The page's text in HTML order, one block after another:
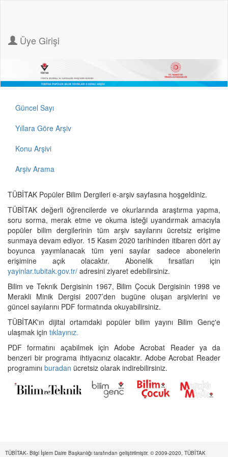
Üye Girişi
Güncel Sayı
Yıllara Göre Arşiv
Konu Arşivi
Arşiv Arama
TÜBİTAK Popüler Bilim Dergileri e-arşiv sayfasına hoşgeldiniz.
TÜBİTAK değerli öğrencilerde ve okurlarında araştırma yapma,
soru sorma, merak etme ve okuma isteği uyandırmak amacıyla
popüler bilim dergilerinin tüm arşiv sayılarını ücretsiz erişime
sunmaya devam ediyor. 15 Kasım 2020 tarihinden itibaren dört ay
boyunca yayımlanacak tüm yeni sayılar sadece abonelerin
erişimine açık olacaktır. Abonelik fırsatları için
yayinlar.tubitak.gov.tr/ adresini ziyaret edebilirsiniz.
Bilim ve Teknik Dergisinin 1967, Bilim Çocuk Dergisinin 1998 ve
Merakli Minik Dergisi 2007’den bugüne oluşan arşivlerini ve
güncel sayılarını PDF formatında okuyabilirsiniz.
TÜBİTAK'ın dijital ortamdaki popüler bilim yayını Bilim Genç'e
ulaşmak için tıklayınız.
PDF formatını açabilmek için Adobe Acrobat Reader ya da
benzeri bir programa ihtiyacınız olacaktır. Adobe Acrobat Reader
programını buradan ücretsiz olarak indirebilirsiniz.
TÜBİTAK- Bilgi İşlem Daire Başkanlığı tarafından geliştirilmiştir. © 2009-2020, TÜBİTAK